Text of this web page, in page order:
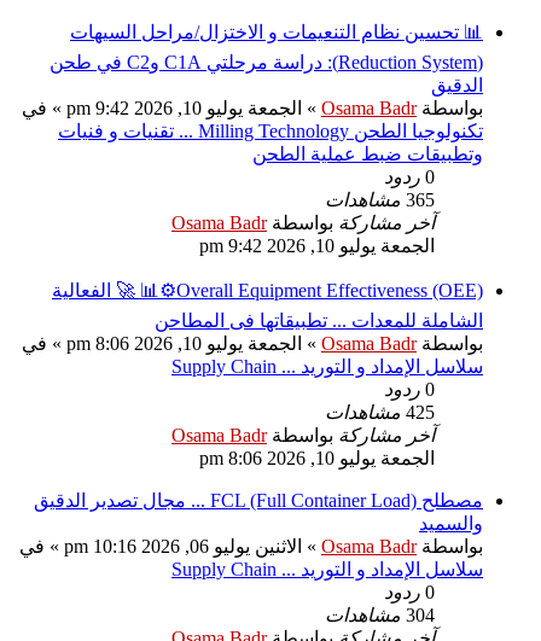
📊 تحسين نظام التنعيمات و الاختزال/مراحل السيهات
(Reduction System): دراسة مرحلتي C1A وC2 في طحن
الدقيق
بواسطةOsama Badr
» الجمعة يوليو 10, 2026 9:42 pm
» في
تكنولوجيا الطحن Milling Technology ... تقنيات و فنيات
وتطبيقات ضبط عملية الطحن
0 ردود
365 مشاهدات
آخر مشاركة بواسطةOsama Badr
الجمعة يوليو 10, 2026 9:42 pm
Overall Equipment Effectiveness (OEE)⚙️📊 🚀 الفعالية
الشاملة للمعدات ... تطبيقاتها فى المطاحن
بواسطةOsama Badr
» الجمعة يوليو 10, 2026 8:06 pm
» في
سلاسل الإمداد و التوريد ... Supply Chain
0 ردود
425 مشاهدات
آخر مشاركة بواسطةOsama Badr
الجمعة يوليو 10, 2026 8:06 pm
مصطلح FCL (Full Container Load) ... مجال تصدير الدقيق
والسميد
بواسطةOsama Badr
» الاثنين يوليو 06, 2026 10:16 pm
» في
سلاسل الإمداد و التوريد ... Supply Chain
0 ردود
304 مشاهدات